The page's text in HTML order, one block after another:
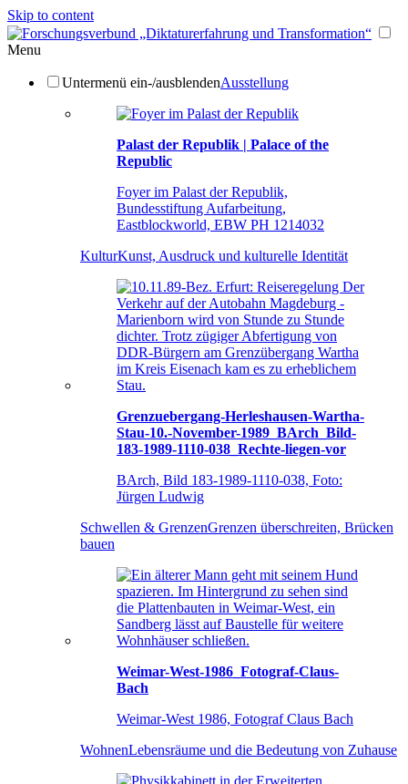
Skip to content
Menu
Untermenü ein-/ausblendenAusstellung
Palast der Republik | Palace of the
Republic
Foyer im Palast der Republik,
Bundesstiftung Aufarbeitung,
Eastblockworld, EBW PH 1214032
KulturKunst, Ausdruck und kulturelle Identität
Grenzuebergang-Herleshausen-Wartha-
Stau-10.-November-1989_BArch_Bild-
183-1989-1110-038_Rechte-liegen-vor
BArch, Bild 183-1989-1110-038, Foto:
Jürgen Ludwig
Schwellen & GrenzenGrenzen überschreiten, Brücken
bauen
Weimar-West-1986_Fotograf-Claus-
Bach
Weimar-West 1986, Fotograf Claus Bach
WohnenLebensräume und die Bedeutung von Zuhause